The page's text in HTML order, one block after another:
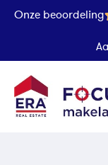
Onze beoordeling